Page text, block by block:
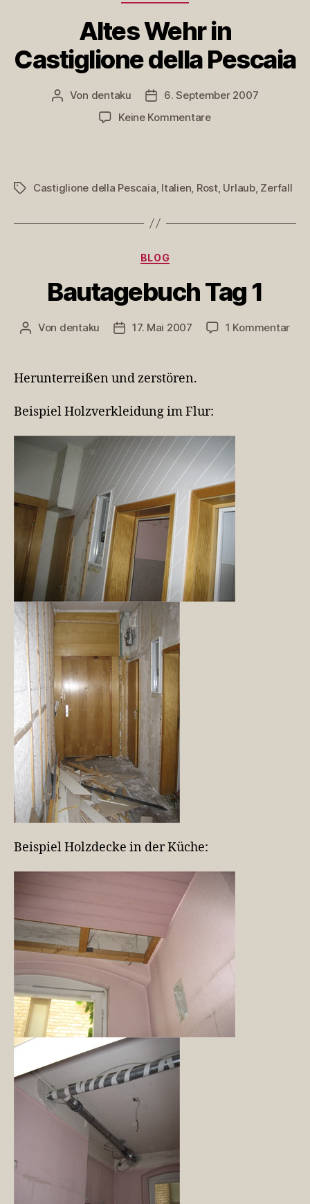
Altes Wehr in
Castiglione della Pescaia
Beitragsautor
Von dentaku Veröffentlichungsdatum
6. September 2007
Keine Kommentarezu
della
Schlagwörter
Castiglione della Pescaia Italien Rost, Urlaub, Zerfall
Kategorien
BLOG
Bautagebuch Tag 1
Beitragsautor
Von dentaku Veröffentlichungsdatum
17. Mai 2007 1 Kommentarzu
Herunterreißen und zerstören.
Beispiel Holzverkleidung im Flur:
Beispiel Holzdecke in der Küche: